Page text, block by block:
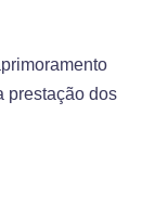
prestação dos